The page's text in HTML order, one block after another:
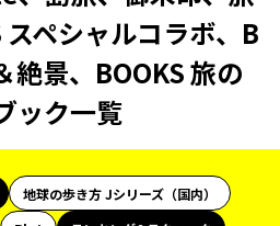
ペシャルコラボ、B
絶景、BOOKS 旅の
ック一覧
地球の歩き方 Jシリーズ（国内）